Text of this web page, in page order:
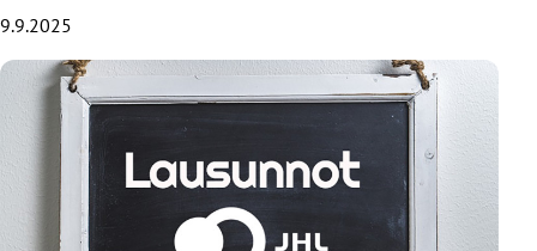
9.9.2025